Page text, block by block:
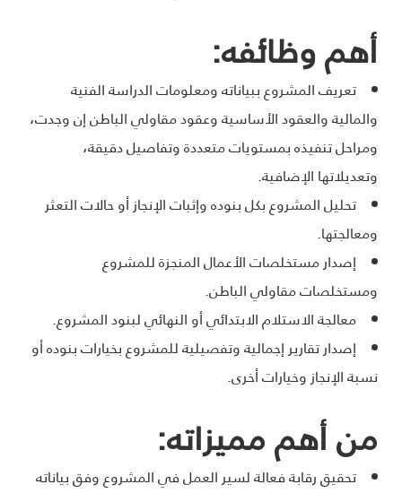
أهم وظائفه:
تعريف المشروع ببياناته ومعلومات الدراسة الفنية
والمالية والعقود الأساسية وعقود مقاولي الباطن إن وجدت،
ومراحل تنفيذه بمستويات متعددة وتفاصيل دقيقة،
وتعديلاتها الإضافية.
تحليل المشروع بكل بنوده وإثبات الإنجاز أو حالات التعثر
ومعالجتها.
إصدار مستخلصات الأعمال المنجزة للمشروع
ومستخلصات مقاولي الباطن.
معالجة الاستلام الابتدائي أو النهائي لبنود المشروع.
إصدار تقارير إجمالية وتفصيلية للمشروع بخيارات بنوده أو
نسبة الإنجاز وخيارات أخرى.
من أهم مميزاته:
تحقيق رقابة فعالة لسير العمل في المشروع وفق بياناته